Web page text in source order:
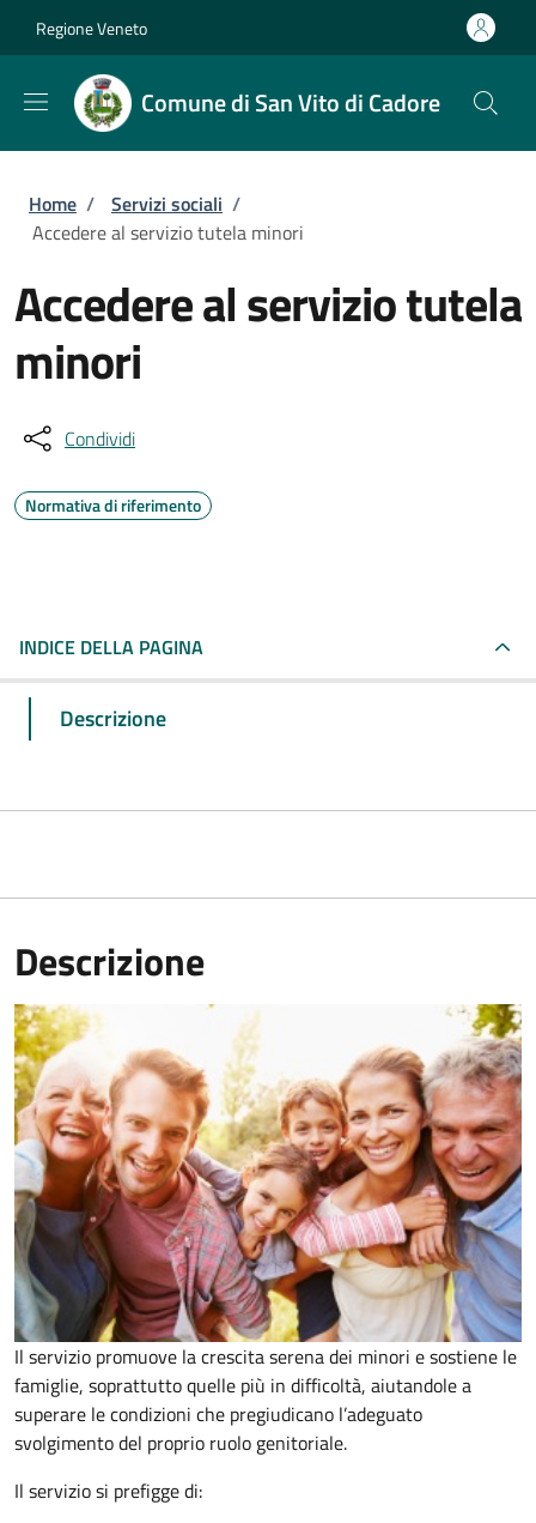
Regione Veneto
Comune di San Vito di Cadore
Briciole di pane
Home / Servizi sociali /
Accedere al servizio tutela minori
Accedere al servizio tutela
minori
Condividi
Normativa di riferimento
INDICE DELLA PAGINA
Descrizione
Descrizione
Il servizio promuove la crescita serena dei minori e sostiene le
famiglie, soprattutto quelle più in difficoltà, aiutandole a
superare le condizioni che pregiudicano l’adeguato
svolgimento del proprio ruolo genitoriale.
Il servizio si prefigge di: